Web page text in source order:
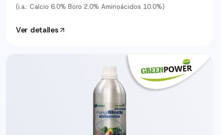
(i.a.: Calcio 6.0% Boro 2.0% Aminoácidos 10.0%)
Ver detalles